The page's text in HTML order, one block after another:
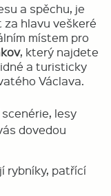
a spěchu, je
hlavu veškeré
místem pro
, který najdete
a turisticky
Václava.
lesy
dovedou
rybníky, patřící